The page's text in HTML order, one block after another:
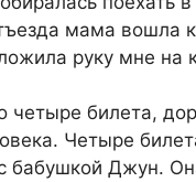
мама вошла
руку мне на
четыре билета,
Четыре
бабушкой Джун.